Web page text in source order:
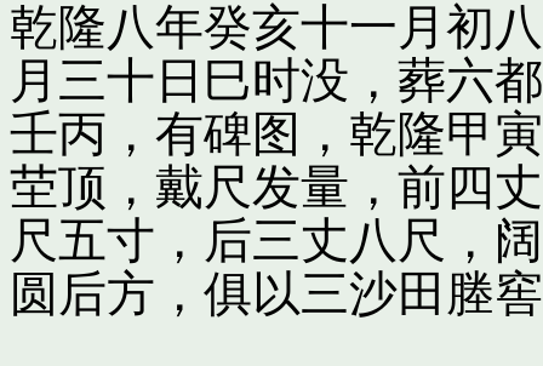
乾隆八年癸亥十一月初
月三十日巳时没，葬六
壬丙，有碑图，乾隆甲
茔顶，戴尺发量，前四
尺五寸，后三丈八尺，
圆后方，俱以三沙田塍